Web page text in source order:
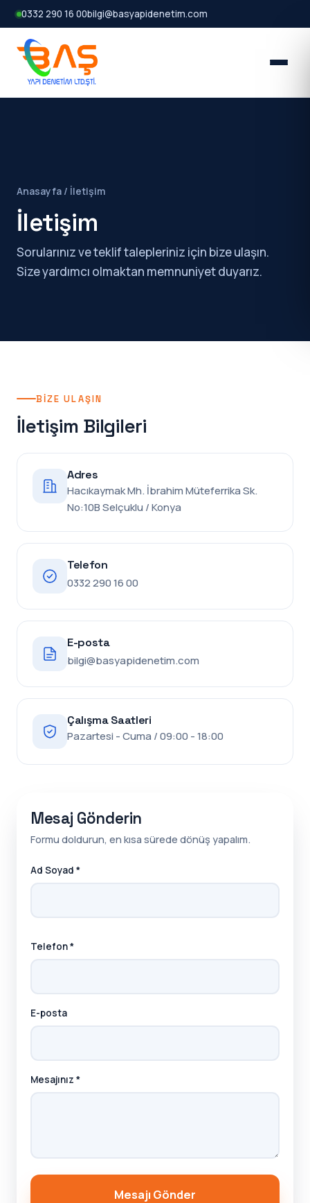
0332 290 16 00bilgi@basyapidenetim.com
Anasayfa / İletişim
İletişim
Sorularınız ve teklif talepleriniz için bize ulaşın.
Size yardımcı olmaktan memnuniyet duyarız.
BIZE ULAŞIN
İletişim Bilgileri
Adres
Hacıkaymak Mh. İbrahim Müteferrika Sk.
No:10B Selçuklu / Konya
Telefon
0332 290 16 00
E-posta
bilgi@basyapidenetim.com
Çalışma Saatleri
Pazartesi - Cuma / 09:00 - 18:00
Mesaj Gönderin
Formu doldurun, en kısa sürede dönüş yapalım.
Ad Soyad *
Telefon *
E-posta
Mesajınız *
Mesajı Gönder